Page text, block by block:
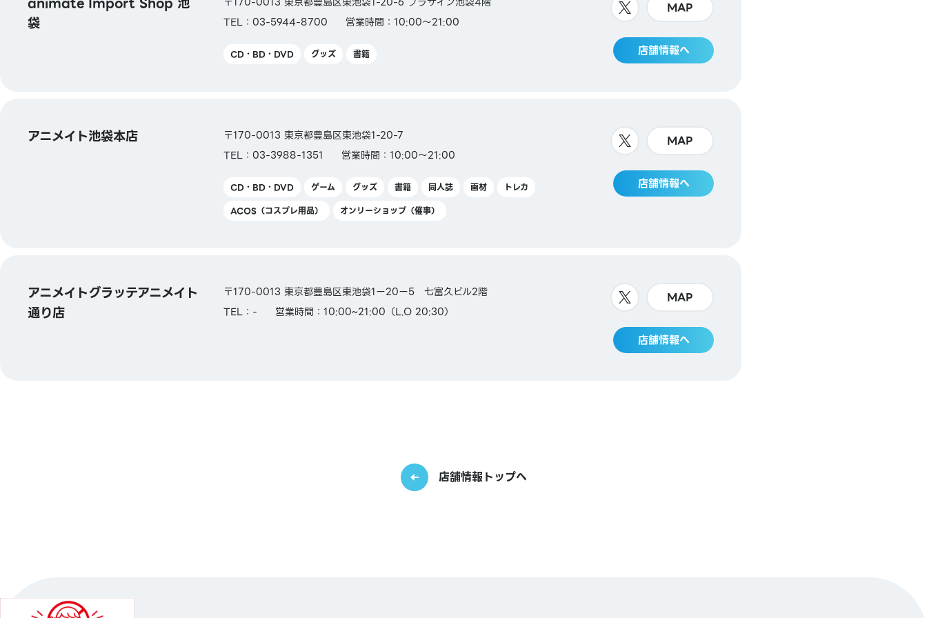
袋
TEL：03-5944-8700
営業時間：10:00～21:00
CD・BD・DVD グッズ 書籍
MAP
店舗情報へ
アニメイト池袋本店
〒170-0013 東京都豊島区東池袋1-20-7
TEL：03-3988-1351
営業時間：10:00～21:00
CD・BD・DVD ゲーム グッズ 書籍 同人誌 画材
トレカ
ACOS（コスプレ用品）
オンリーショップ（催事）
MAP
店舗情報へ
アニメイトグラッテアニメイト
通り店
〒170-0013 東京都豊島区東池袋1ー20ー5 七富久ビル2階
TEL：-
営業時間：10:00~21:00（L.O 20:30）
MAP
店舗情報へ
店舗情報トップへ